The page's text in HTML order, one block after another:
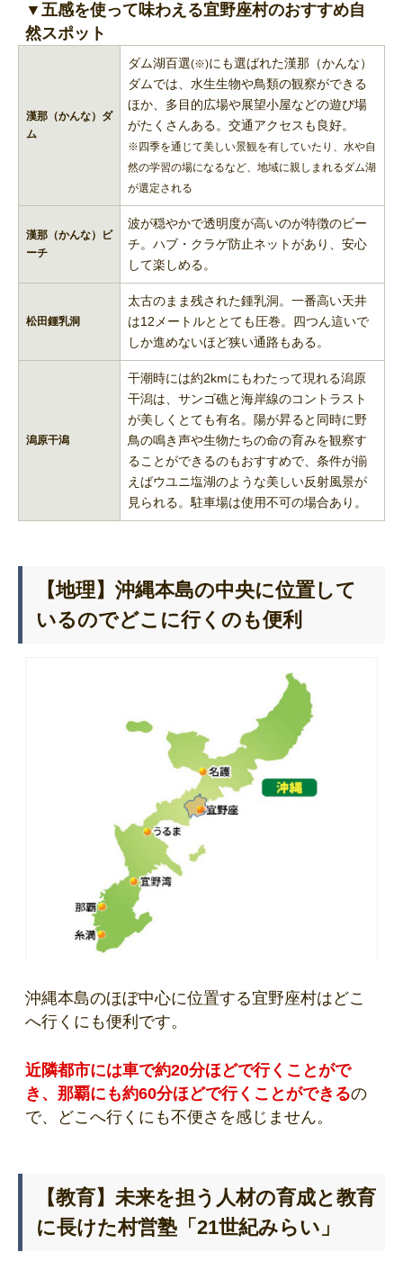
▼五感を使って味わえる宜野座村のおすすめ自
然スポット
漢那（かんな）ダ
ム
ダム湖百選(※)にも選ばれた漢那（かんな）
ダムでは、水生生物や鳥類の観察ができる
ほか、多目的広場や展望小屋などの遊び場
がたくさんある。交通アクセスも良好。
※四季を通じて美しい景観を有していたり、水や自
然の学習の場になるなど、地域に親しまれるダム湖
が選定される
漢那（かんな）ビ
ーチ
波が穏やかで透明度が高いのが特徴のビー
チ。ハブ・クラゲ防止ネットがあり、安心
して楽しめる。
松田鍾乳洞
太古のまま残された鍾乳洞。一番高い天井
は12メートルととても圧巻。四つん這いで
しか進めないほど狭い通路もある。
潟原干潟
干潮時には約2kmにもわたって現れる潟原
干潟は、サンゴ礁と海岸線のコントラスト
が美しくとても有名。陽が昇ると同時に野
鳥の鳴き声や生物たちの命の育みを観察す
ることができるのもおすすめで、条件が揃
えばウユニ塩湖のような美しい反射風景が
見られる。駐車場は使用不可の場合あり。
【地理】沖縄本島の中央に位置して
いるのでどこに行くのも便利
沖縄本島のほぼ中心に位置する宜野座村はどこ
へ行くにも便利です。
近隣都市には車で約20分ほどで行くことがで
き、那覇にも約60分ほどで行くことができるの
で、どこへ行くにも不便さを感じません。
【教育】未来を担う人材の育成と教育
に長けた村営塾「21世紀みらい」